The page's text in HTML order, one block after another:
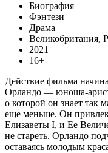
Биография
Фэнтези
Драма
Великобритания,
2021
16+
Действие фильма
Орландо — юноша-
о которой он знает так
еще меньше. Он
Елизаветы I, и Ее
не стареть. Орландо
оставаясь молодым